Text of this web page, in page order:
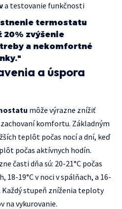
a testovanie funkčnosti
termostatu
20% zvýšenie
a nekomfortné
a úspora
môže výrazne znížiť
komfortu. Základným
teplôt počas nocí a dní, keď
počas aktívnych hodín.
časti dňa sú: 20-21°C počas
18-19°C v noci v spálňach, a 16-
stupeň zníženia teploty
na vykurovanie.